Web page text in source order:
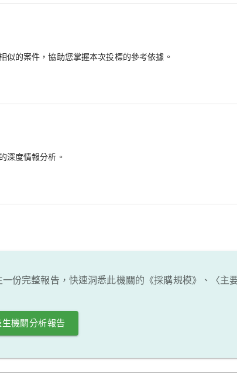
似的案件，協助您掌握本次投標的參考依據。
深度情報分析。
一份完整報告，快速洞悉此機關的《採購規模》、〈主
生機關分析報告